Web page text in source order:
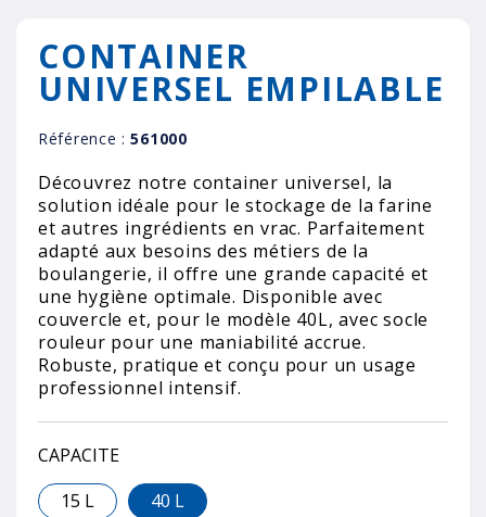
CONTAINER
UNIVERSEL EMPILABLE
Référence : 561000
Découvrez notre container universel, la
solution idéale pour le stockage de la farine
et autres ingrédients en vrac. Parfaitement
adapté aux besoins des métiers de la
boulangerie, il offre une grande capacité et
une hygiène optimale. Disponible avec
couvercle et, pour le modèle 40L, avec socle
rouleur pour une maniabilité accrue.
Robuste, pratique et conçu pour un usage
professionnel intensif.
CAPACITE
15 L
40 L